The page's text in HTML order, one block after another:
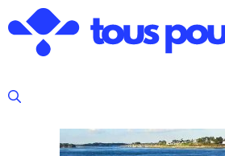
au
contenu